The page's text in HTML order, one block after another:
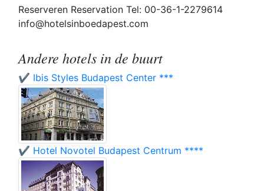
Reserveren Reservation Tel: 00-36-1-2279614
info@hotelsinboedapest.com
Andere hotels in de buurt
✔️ Ibis Styles Budapest Center ***
✔️ Hotel Novotel Budapest Centrum ****